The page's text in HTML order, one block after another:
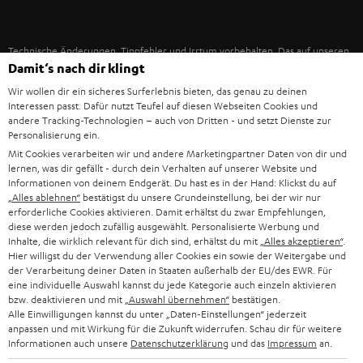
NACHHALTIGKEIT
UNSERE WERTE
BILDUNGSRABATT
BARRIEREFREIHEIT
USA
WEITERE LÄNDER
Technische Änderungen, Tippfehler und Irrtum vorbehalten. Das auf unseren
Fotos abgebildete Zubehör ist nicht im Lieferumfang enthalten. Etwaige
©2026 Lautsprecher Teufel GmbH - All rights reserved.
Impressum AGB Datenschutz Daten-Einstellungen
EU Data Act
Vertrag widerrufen
Damit‘s nach dir klingt
Wir wollen dir ein sicheres Surferlebnis bieten, das genau zu deinen
Interessen passt. Dafür nutzt Teufel auf diesen Webseiten Cookies und
andere Tracking-Technologien – auch von Dritten - und setzt Dienste zur
Personalisierung ein.
Mit Cookies verarbeiten wir und andere Marketingpartner Daten von dir und
lernen, was dir gefällt - durch dein Verhalten auf unserer Website und
Informationen von deinem Endgerät. Du hast es in der Hand: Klickst du auf
„Alles ablehnen“ bestätigst du unsere Grundeinstellung, bei der wir nur
erforderliche Cookies aktivieren. Damit erhältst du zwar Empfehlungen,
diese werden jedoch zufällig ausgewählt. Personalisierte Werbung und
Inhalte, die wirklich relevant für dich sind, erhältst du mit „Alles akzeptieren“.
Hier willigst du der Verwendung aller Cookies ein sowie der Weitergabe und
der Verarbeitung deiner Daten in Staaten außerhalb der EU/des EWR. Für
eine individuelle Auswahl kannst du jede Kategorie auch einzeln aktivieren
bzw. deaktivieren und mit „Auswahl übernehmen“ bestätigen.
Alle Einwilligungen kannst du unter „Daten-Einstellungen“ jederzeit
anpassen und mit Wirkung für die Zukunft widerrufen. Schau dir für weitere
Informationen auch unsere Datenschutzerklärung und das Impressum an.